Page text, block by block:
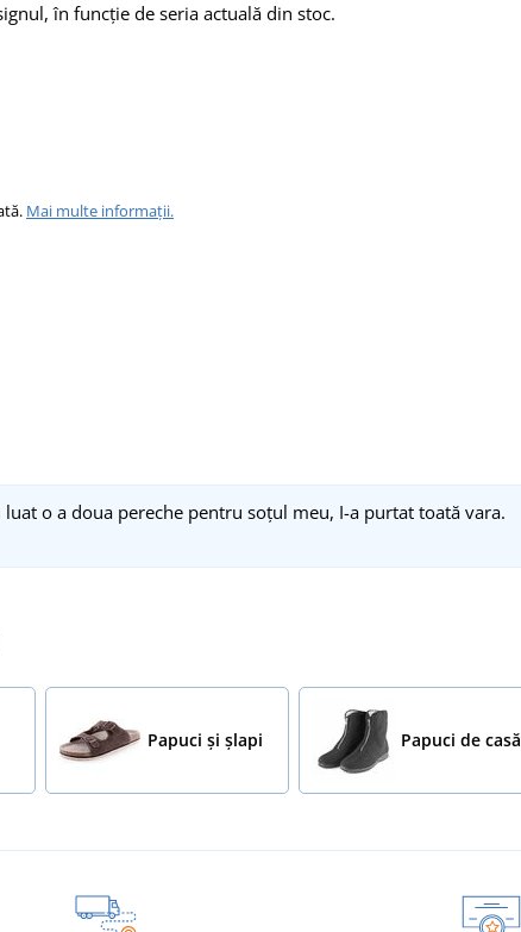
în funcție de seria actuală din stoc.
Mai multe informații.
o a doua pereche pentru soțul meu, I-a purtat toată vara.
Papuci și șlapi Papuci de casă